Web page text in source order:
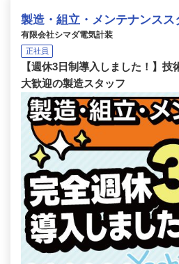
製造・組立・メンテナンスス
有限会社シマダ電気計装
正社員
【週休3日制導入しました！】
大歓迎の製造スタッフ